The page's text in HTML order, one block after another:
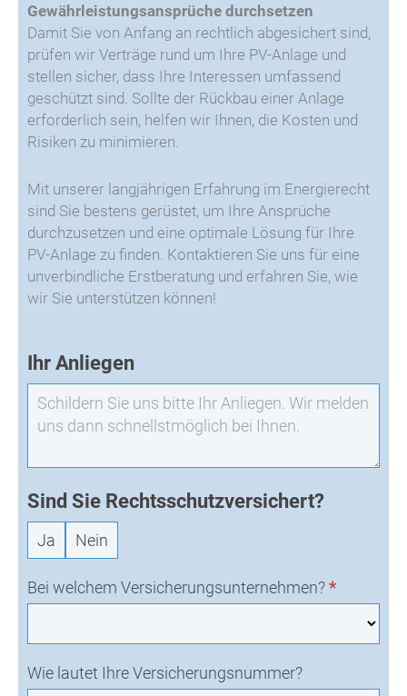
Gewährleistungsansprüche durchsetzen
Damit Sie von Anfang an rechtlich abgesichert sind,
prüfen wir Verträge rund um Ihre PV-Anlage und
stellen sicher, dass Ihre Interessen umfassend
geschützt sind. Sollte der Rückbau einer Anlage
erforderlich sein, helfen wir Ihnen, die Kosten und
Risiken zu minimieren.
Mit unserer langjährigen Erfahrung im Energierecht
sind Sie bestens gerüstet, um Ihre Ansprüche
durchzusetzen und eine optimale Lösung für Ihre
PV-Anlage zu finden. Kontaktieren Sie uns für eine
unverbindliche Erstberatung und erfahren Sie, wie
wir Sie unterstützen können!
-
Neuanfrage
Ihr Anliegen
Sind Sie Rechtsschutzversichert?
Ja Nein
Bei welchem Versicherungsunternehmen?*
Wie lautet Ihre Versicherungsnummer?